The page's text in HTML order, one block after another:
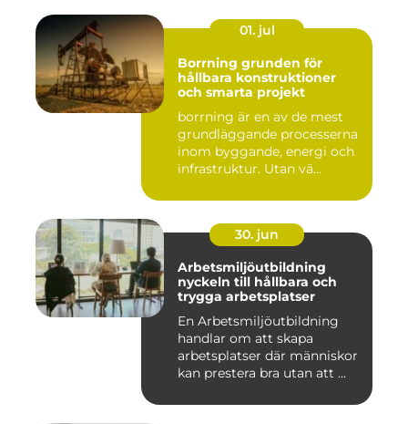
01. jul
Borrning grunden för
hållbara konstruktioner
och smarta projekt
borrning är en av de mest
grundläggande processerna
inom byggande, energi och
infrastruktur. Utan vä...
30. jun
Arbetsmiljöutbildning
nyckeln till hållbara och
trygga arbetsplatser
En Arbetsmiljöutbildning
handlar om att skapa
arbetsplatser där människor
kan prestera bra utan att ...